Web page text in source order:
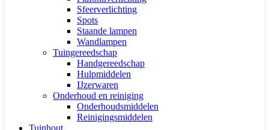
Sfeerverlichting
Spots
Staande lampen
Wandlampen
Tuingereedschap
Handgereedschap
Hulpmiddelen
IJzerwaren
Onderhoud en reiniging
Onderhoudsmiddelen
Reinigingsmiddelen
Tuinhout